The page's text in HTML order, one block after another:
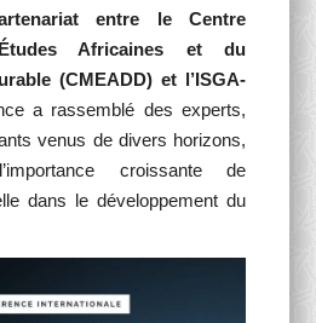
entre le Centre
Africaines et du
(CMEADD) et l’ISGA-
a rassemblé des experts,
venus de divers horizons,
croissante de
dans le développement du